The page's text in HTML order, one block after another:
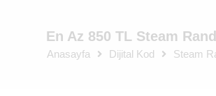
En Az 850 TL Steam
Anasayfa Dijital Kod Steam